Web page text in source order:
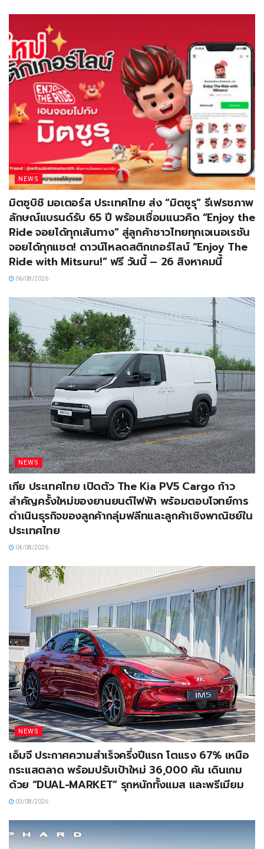
NEWS
มิตซูบิชิ มอเตอร์ส ประเทศไทย ส่ง “มิตซูรุ” รีเฟรชภาพ
ลักษณ์แบรนด์รับ 65 ปี พร้อมเชื่อมแนวคิด “Enjoy the
Ride จอยได้ทุกเส้นทาง” สู่ลูกค้าชาวไทยทุกเจเนอเรชัน
จอยได้ทุกแชต! ดาวน์โหลดสติกเกอร์ไลน์ “Enjoy The
Ride with Mitsuru!” ฟรี วันนี้ – 26 สิงหาคมนี้
06/08/2026
NEWS
เกีย ประเทศไทย เปิดตัว The Kia PV5 Cargo ก้าว
สำคัญครั้งใหม่ของยานยนต์ไฟฟ้า พร้อมตอบโจทย์การ
ดำเนินธุรกิจของลูกค้ากลุ่มฟลีทและลูกค้าเชิงพาณิชย์ใน
ประเทศไทย
04/08/2026
NEWS
เอ็มจี ประกาศความสำเร็จครึ่งปีแรก โตแรง 67% เหนือ
กระแสตลาด พร้อมปรับเป้าใหม่ 36,000 คัน เดินเกม
ด้วย “DUAL-MARKET” รุกหนักทั้งแมส และพรีเมียม
03/08/2026